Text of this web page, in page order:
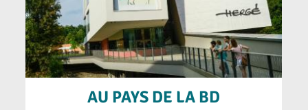
AU PAYS DE LA BD